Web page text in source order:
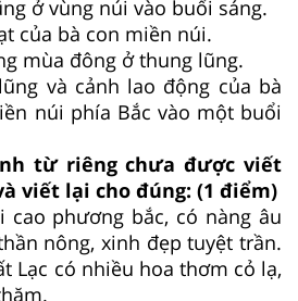
ở vùng núi vào buổi sáng.
của bà con miền núi.
mùa đông ở thung lũng.
và cảnh lao động của bà
núi phía Bắc vào một buổi
từ riêng chưa được viết
viết lại cho đúng: (1 điểm)
cao phương bắc, có nàng âu
nông, xinh đẹp tuyệt trần.
Lạc có nhiều hoa thơm cỏ lạ,